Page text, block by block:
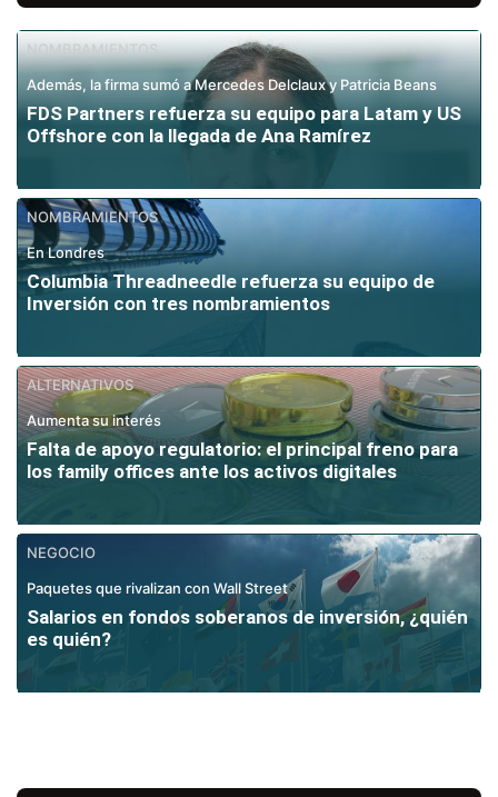
NOMBRAMIENTOS
Además, la firma sumó a Mercedes Delclaux y Patricia Beans
FDS Partners refuerza su equipo para Latam y US
Offshore con la llegada de Ana Ramírez
NOMBRAMIENTOS
En Londres
Columbia Threadneedle refuerza su equipo de
Inversión con tres nombramientos
ALTERNATIVOS
Aumenta su interés
Falta de apoyo regulatorio: el principal freno para
los family offices ante los activos digitales
NEGOCIO
Paquetes que rivalizan con Wall Street
Salarios en fondos soberanos de inversión, ¿quién
es quién?